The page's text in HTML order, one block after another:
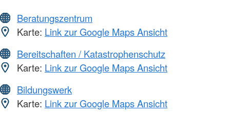
Beratungszentrum
Karte: Link zur Google Maps Ansicht
Bereitschaften / Katastrophenschutz
Karte: Link zur Google Maps Ansicht
Bildungswerk
Karte: Link zur Google Maps Ansicht